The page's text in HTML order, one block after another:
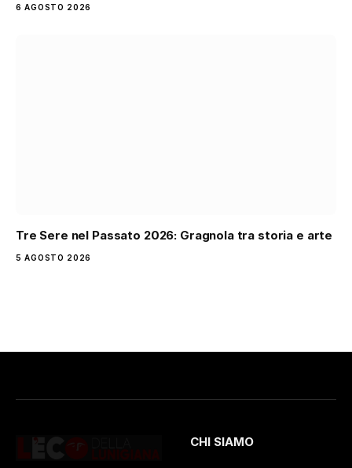
6 AGOSTO 2026
Tre Sere nel Passato 2026: Gragnola tra storia e arte
5 AGOSTO 2026
CHI SIAMO